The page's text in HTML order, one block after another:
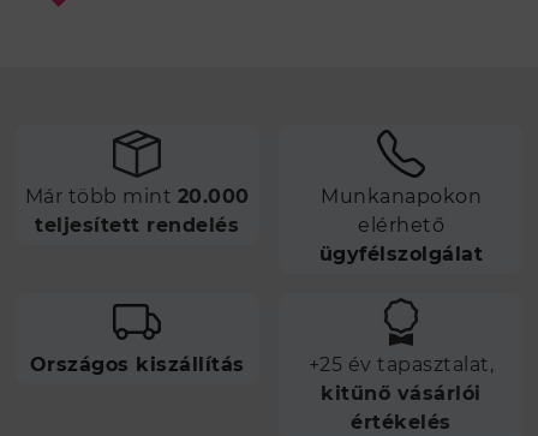
Már több mint 20.000
teljesített rendelés
Munkanapokon
elérhető
ügyfélszolgálat
Országos kiszállítás
+25 év tapasztalat,
kitűnő vásárlói
értékelés